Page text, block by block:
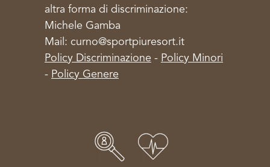
altra forma di discriminazione:
Michele Gamba
Mail: curno@sportpiuresort.it
Policy Discriminazione - Policy Minori
- Policy Genere